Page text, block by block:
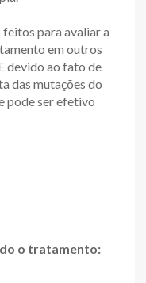
para avaliar a
em outros
devido ao fato de
das mutações do
pode ser efetivo
o tratamento: